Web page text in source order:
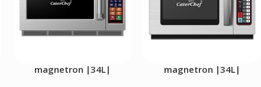
magnetron |34L| magnetron |34L|